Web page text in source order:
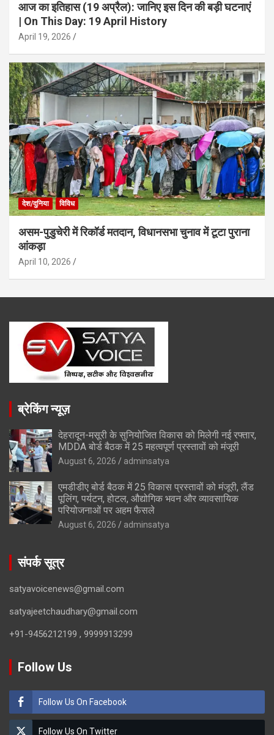
आज का इतिहास (19 अप्रैल): जानिए इस दिन की बड़ी घटनाएं
| On This Day: 19 April History
April 19, 2026
देश/दुनिया विविध
असम-पुडुचेरी में रिकॉर्ड मतदान, विधानसभा चुनाव में टूटा पुराना
आंकड़ा
April 10, 2026
ब्रेकिंग न्यूज़
देहरादून-मसूरी के सुनियोजित विकास को मिलेगी नई रफ्तार,
MDDA बोर्ड बैठक में 25 महत्वपूर्ण प्रस्तावों को मंजूरी
August 6, 2026 adminsatya
एमडीडीए बोर्ड बैठक में 25 विकास प्रस्तावों को मंजूरी, लैंड
पूलिंग, पर्यटन, होटल, औद्योगिक भवन और व्यावसायिक
परियोजनाओं पर अहम फैसले
August 6, 2026 adminsatya
संपर्क सूत्र
satyavoicenews@gmail.com
satyajeetchaudhary@gmail.com
+91-9456212199 , 9999913299
Follow Us
Follow Us On Facebook
Follow Us On Twitter